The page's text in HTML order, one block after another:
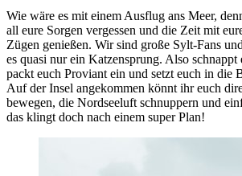
Wie wäre es mit einem Ausflug ans Meer,
all eure Sorgen vergessen und die Zeit mit
Zügen genießen. Wir sind große Sylt-Fans
es quasi nur ein Katzensprung. Also schnappt
packt euch Proviant ein und setzt euch in die
Auf der Insel angekommen könnt ihr euch
bewegen, die Nordseeluft schnuppern und
das klingt doch nach einem super Plan!